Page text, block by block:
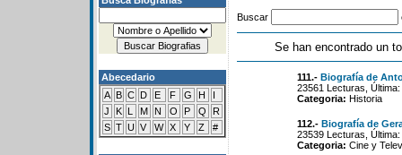
Abecedario
A B C D E F G H
I
J
K L M N O P Q
R
S T U V W X Y Z #
Buscar
Se han encontrado un
111.- Biografía de
23561 Lecturas,
Categoria: Historia
112.- Biografía de
23539 Lecturas,
Categoria: Cine y